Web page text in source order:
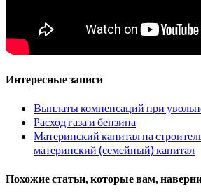
Интересные записи
Выплаты компенсаций при
Расход газа и бензина
Материнский капитал на
материнский (семейный) капитал
Похожие статьи, которые вам,